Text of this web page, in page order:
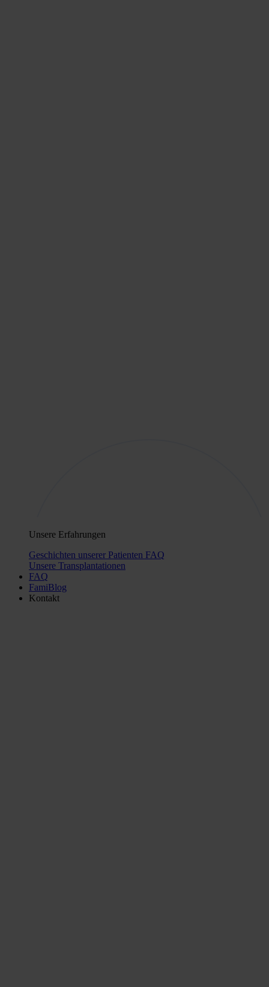
Unsere Erfahrungen
Geschichten unserer Patienten FAQ
Unsere Transplantationen
FAQ
FamiBlog
Kontakt